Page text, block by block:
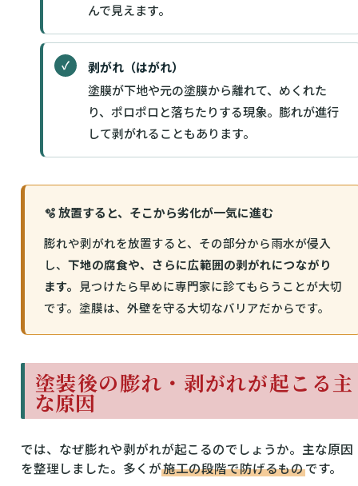
んで見えます。
剥がれ（はがれ）
塗膜が下地や元の塗膜から離れて、めくれた
り、ポロポロと落ちたりする現象。膨れが進行
して剥がれることもあります。
🫧 放置すると、そこから劣化が一気に進む
膨れや剥がれを放置すると、その部分から雨水が侵入
し、 下地の腐食や、さらに広範囲の剥がれにつながり
ます。 見つけたら早めに専門家に診てもらうことが大切
です。塗膜は、外壁を守る大切なバリアだからです。
塗装後の膨れ・剥がれが起こる主
な原因
では、なぜ膨れや剥がれが起こるのでしょうか。主な原因
を整理しました。多くが施工の段階で防げるものです。